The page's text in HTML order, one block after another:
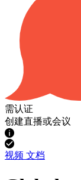
需认证
创建直播或会议
视频 文档